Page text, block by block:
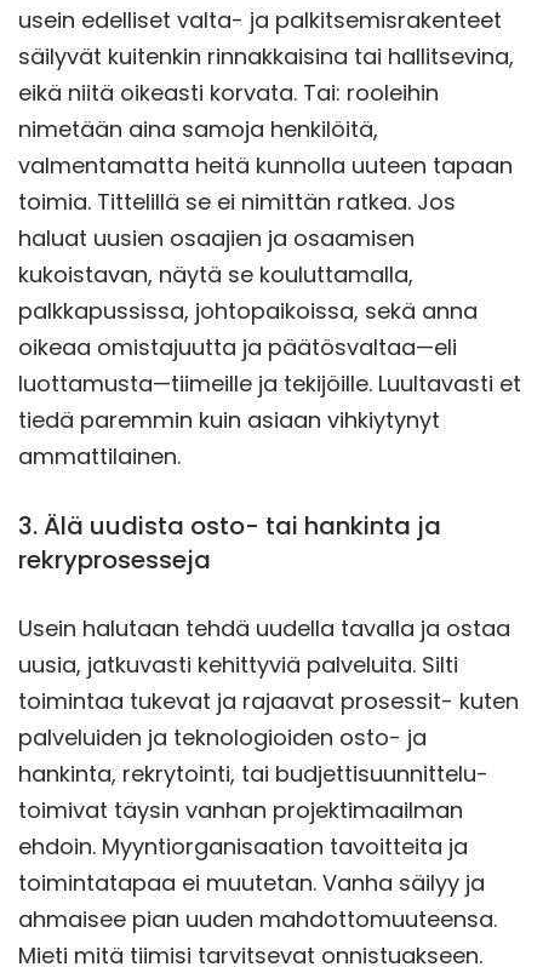
usein edelliset valta- ja palkitsemisrakenteet
säilyvät kuitenkin rinnakkaisina tai hallitsevina,
eikä niitä oikeasti korvata. Tai: rooleihin
nimetään aina samoja henkilöitä,
valmentamatta heitä kunnolla uuteen tapaan
toimia. Tittelillä se ei nimittän ratkea. Jos
haluat uusien osaajien ja osaamisen
kukoistavan, näytä se kouluttamalla,
palkkapussissa, johtopaikoissa, sekä anna
oikeaa omistajuutta ja päätösvaltaa—eli
luottamusta—tiimeille ja tekijöille. Luultavasti et
tiedä paremmin kuin asiaan vihkiytynyt
ammattilainen.
3. Älä uudista osto- tai hankinta ja
rekryprosesseja
Usein halutaan tehdä uudella tavalla ja ostaa
uusia, jatkuvasti kehittyviä palveluita. Silti
toimintaa tukevat ja rajaavat prosessit- kuten
palveluiden ja teknologioiden osto- ja
hankinta, rekrytointi, tai budjettisuunnittelu-
toimivat täysin vanhan projektimaailman
ehdoin. Myyntiorganisaation tavoitteita ja
toimintatapaa ei muutetan. Vanha säilyy ja
ahmaisee pian uuden mahdottomuuteensa.
Mieti mitä tiimisi tarvitsevat onnistuakseen.